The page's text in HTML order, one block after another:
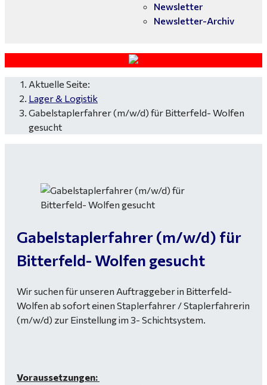
Newsletter
Newsletter-Archiv
Aktuelle Seite:
Lager & Logistik
Gabelstaplerfahrer (m/w/d) für Bitterfeld- Wolfen
gesucht
Gabelstaplerfahrer (m/w/d) für
Bitterfeld- Wolfen gesucht
Wir suchen für unseren Auftraggeber in Bitterfeld-
Wolfen ab sofort einen Staplerfahrer / Staplerfahrerin
(m/w/d) zur Einstellung im 3- Schichtsystem.
Voraussetzungen: